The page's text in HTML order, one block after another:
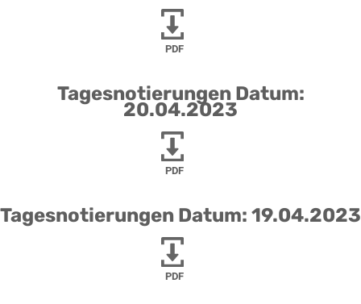
PDF
Tagesnotierungen Datum:
20.04.2023
PDF
Tagesnotierungen Datum: 19.04.2023
PDF